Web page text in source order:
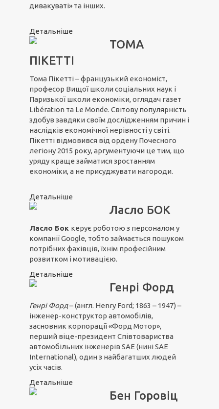
дивакуваті» та інших.
Детальніше
ТОМА
ПІКЕТТІ
Тома Пікетті – французький економіст,
професор Вищої школи соціальних наук і
Паризької школи економіки, оглядач газет
Libération та Le Monde. Світову популярність
здобув завдяки своїм дослідженням причин і
наслідків економічної нерівності у світі.
Пікетті відмовився від ордену Почесного
легіону 2015 року, аргументуючи це тим, що
уряду краще займатися зростанням
економіки, а не присуджувати нагороди.
Детальніше
Ласло БОК
Ласло Бок керує роботою з персоналом у
компанії Google, тобто займається пошуком
потрібних фахівців, їхнім професійним
розвитком і мотивацією.
Детальніше
Генрі Форд
Генрі Форд– (англ. Henry Ford; 1863 – 1947) –
інженер-конструктор автомобілів,
засновник корпорації «Форд Мотор»,
перший віце-президент Співтовариства
автомобільних інженерів SAE (нині SAE
International), один з найбагатших людей
усіх часів.
Детальніше
Бен Горовіц